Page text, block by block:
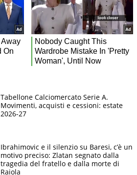
Tabellone Calciomercato Serie A.
Movimenti, acquisti e cessioni: estate
2026-27
Ibrahimovic e il silenzio su Baresi, c’è un
motivo preciso: Zlatan segnato dalla
tragedia del fratello e dalla morte di
Raiola